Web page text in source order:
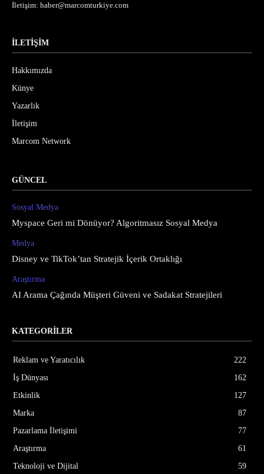
İletişim: haber@marcomturkiye.com
İLETİŞİM
Hakkımızda
Künye
Yazarlık
İletişim
Marcom Network
GÜNCEL
Sosyal Medya
Myspace Geri mi Dönüyor? Algoritmasız Sosyal Medya
Medya
Disney ve TikTok’tan Stratejik İçerik Ortaklığı
Araştırma
AI Arama Çağında Müşteri Güveni ve Sadakat Stratejileri
KATEGORİLER
Reklam ve Yaratıcılık
222
İş Dünyası
162
Etkinlik
127
Marka
87
Pazarlama İletişimi
77
Araştırma
61
Teknoloji ve Dijital
59